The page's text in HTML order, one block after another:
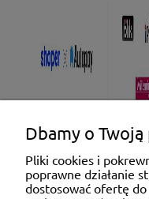
Dbamy o
Pliki cookies i
poprawne działanie
dostosować ofertę